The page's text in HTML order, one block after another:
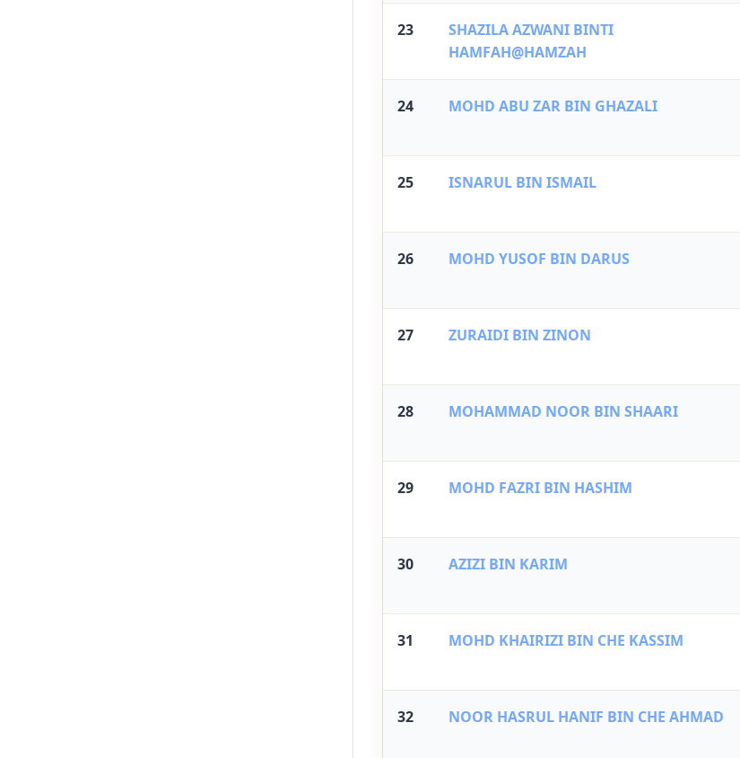
23
SHAZILA AZWANI BINTI
HAMFAH@HAMZAH
24 MOHD ABU ZAR BIN GHAZALI
25 ISNARUL BIN ISMAIL
26 MOHD YUSOF BIN DARUS
27 ZURAIDI BIN ZINON
28 MOHAMMAD NOOR BIN SHAARI
29 MOHD FAZRI BIN HASHIM
30 AZIZI BIN KARIM
31 MOHD KHAIRIZI BIN CHE KASSIM
32 NOOR HASRUL HANIF BIN CHE AHMAD